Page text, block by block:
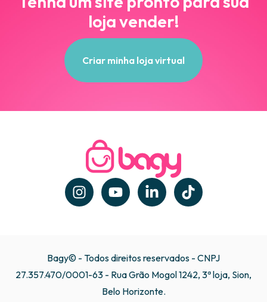
loja vender!
Criar minha loja virtual
Bagy© - Todos direitos reservados - CNPJ
27.357.470/0001-63 - Rua Grão Mogol 1242, 3ª loja, Sion,
Belo Horizonte.